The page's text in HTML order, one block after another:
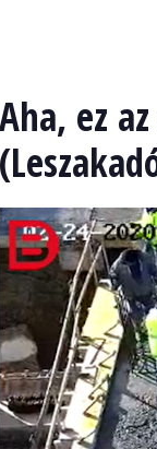
Aha, ez